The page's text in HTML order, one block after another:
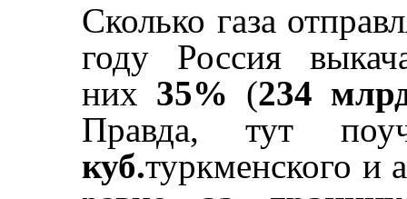
Сколько газа
году Россия
них 35% (234
Правда, тут
куб.туркменского и